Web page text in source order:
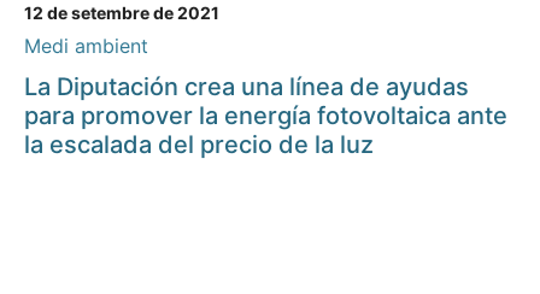
12 de setembre de 2021
Medi ambient
La Diputación crea una línea de ayudas
para promover la energía fotovoltaica ante
la escalada del precio de la luz